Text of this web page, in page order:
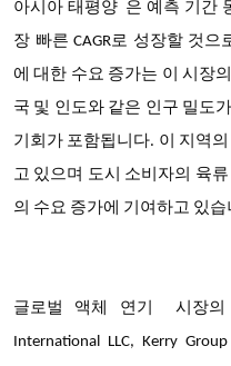
아시아 태평양 은 예측 기간
장 빠른 CAGR로 성장할 것으
에 대한 수요 증가는 이 시장
국 및 인도와 같은 인구 밀도
기회가 포함됩니다. 이 지역
고 있으며 도시 소비자의 육
의 수요 증가에 기여하고 있습
글로벌 액체 연기 시장
International LLC, Kerry